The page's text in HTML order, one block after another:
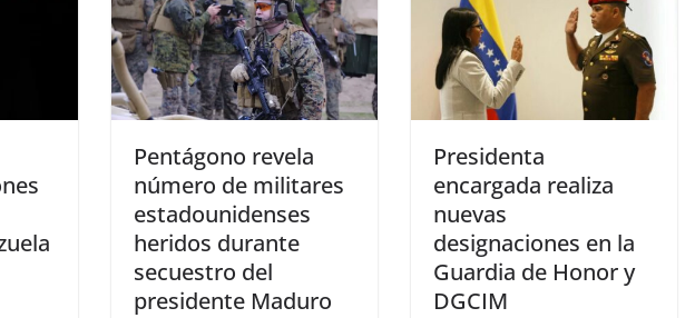
Pentágono revela
número de militares
estadounidenses
heridos durante
secuestro del
presidente Maduro
Presidenta
encargada realiza
nuevas
designaciones en la
Guardia de Honor y
DGCIM